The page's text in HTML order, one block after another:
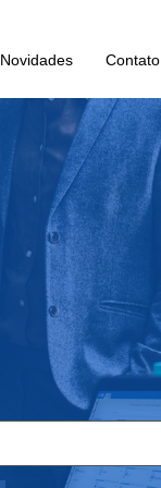
Novidades Contato